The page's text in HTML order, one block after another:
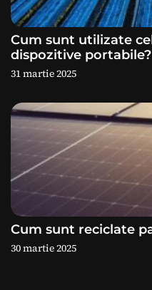
l
e
Cum sunt utilizate
dispozitive portabile?
31 martie 2025
Cum sunt reciclate
30 martie 2025